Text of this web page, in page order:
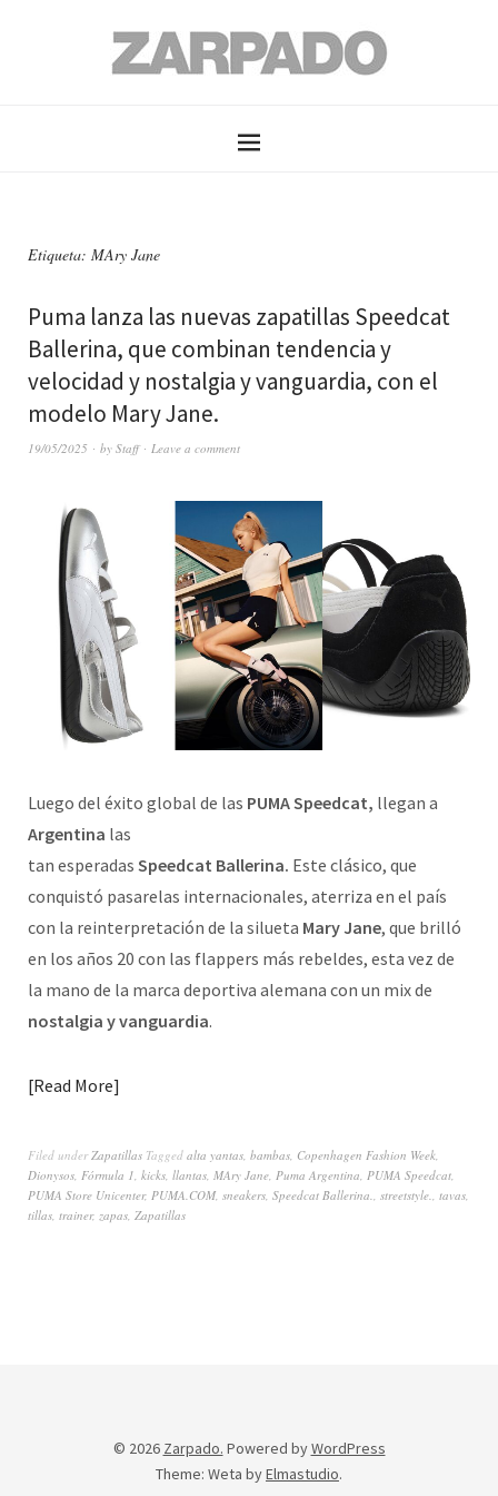
Etiqueta: MAry Jane
Puma lanza las nuevas zapatillas Speedcat
Ballerina, que combinan tendencia y
velocidad y nostalgia y vanguardia, con el
modelo Mary Jane.
19/05/2025 by Staff Leave a comment
Luego del éxito global de las PUMA Speedcat, llegan a
Argentina las
tan esperadas Speedcat Ballerina. Este clásico, que
conquistó pasarelas internacionales, aterriza en el país
con la reinterpretación de la silueta Mary Jane, que brilló
en los años 20 con las flappers más rebeldes, esta vez de
la mano de la marca deportiva alemana con un mix de
nostalgia y vanguardia.
Read More
Filed under Zapatillas Tagged alta yantas bambas Copenhagen Fashion Week
Dionysos Fórmula 1 kicks llantas MAry Jane Puma Argentina PUMA Speedcat
PUMA Store Unicenter, PUMA.COM sneakers Speedcat Ballerina. streetstyle. tavas
tillas trainer, zapas Zapatillas
© 2026 Zarpado. Powered byWordPress
Theme: Weta byElmastudio.